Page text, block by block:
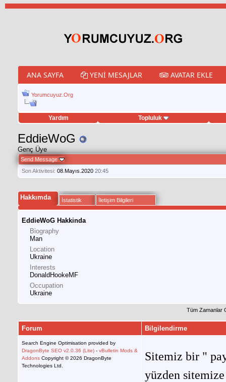
ANA SAYFA YENI MESAJLAR AVATAR EKLE
Yorumcuyuz.Org
Yardım Topluluk
hilesi
EddieWoG
Genç Üye
Send Message
Son Aktivitesi: 08.Mayıs.2020 20:45
Hakkımda İstatistik İletişim Bilgileri
EddieWoG Hakkinda
Biography
Man
Location
Ukraine
Interests
DonaldHookeMF
Occupation
Ukraine
Tüm Zamanlar
Forum Bilgilendirme
Search Engine Optimisation provided by
DragonByte SEO v2.0.36 (Lite) - vBulletin Mods &
Addons Copyright © 2026 DragonByte
Technologies Ltd.
Sitemiz bir "
yüzden